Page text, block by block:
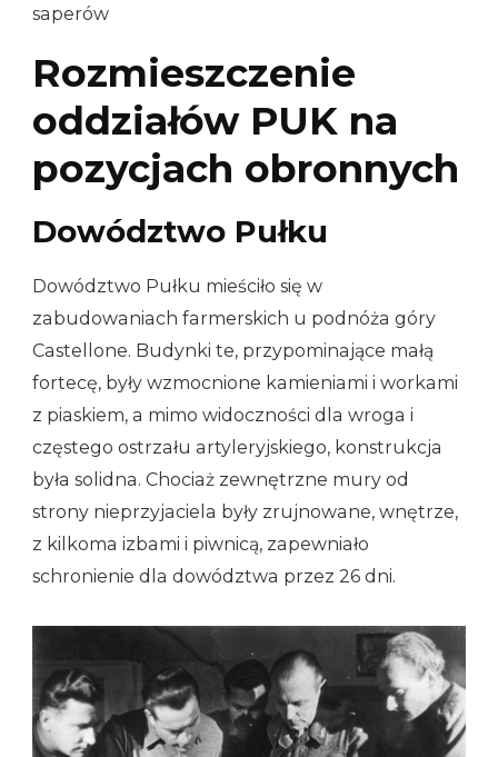
saperów
Rozmieszczenie
oddziałów PUK na
pozycjach obronnych
Dowództwo Pułku
Dowództwo Pułku mieściło się w
zabudowaniach farmerskich u podnóża góry
Castellone. Budynki te, przypominające małą
fortecę, były wzmocnione kamieniami i workami
z piaskiem, a mimo widoczności dla wroga i
częstego ostrzału artyleryjskiego, konstrukcja
była solidna. Chociaż zewnętrzne mury od
strony nieprzyjaciela były zrujnowane, wnętrze,
z kilkoma izbami i piwnicą, zapewniało
schronienie dla dowództwa przez 26 dni.